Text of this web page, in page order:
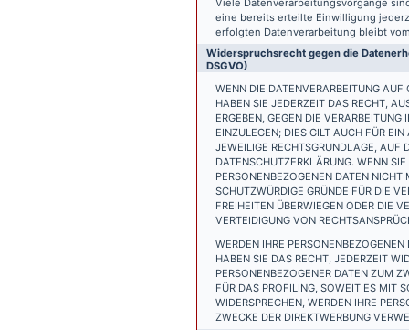
Viele Datenverarbeitungsvorgänge
eine bereits erteilte Einwilligung
erfolgten Datenverarbeitung bleibt
Widerspruchsrecht gegen die
DSGVO)
WENN DIE DATENVERARBEITUNG
HABEN SIE JEDERZEIT DAS RECHT,
ERGEBEN, GEGEN DIE
EINZULEGEN; DIES GILT AUCH FÜR
JEWEILIGE RECHTSGRUNDLAGE, AUF
DATENSCHUTZERKLÄRUNG. WENN
PERSONENBEZOGENEN DATEN
SCHUTZWÜRDIGE GRÜNDE FÜR DIE
FREIHEITEN ÜBERWIEGEN ODER DIE
VERTEIDIGUNG VON
WERDEN IHRE
HABEN SIE DAS RECHT, JEDERZEIT
PERSONENBEZOGENER DATEN ZUM
FÜR DAS PROFILING, SOWEIT ES MIT
WIDERSPRECHEN, WERDEN IHRE
ZWECKE DER DIREKTWERBUNG